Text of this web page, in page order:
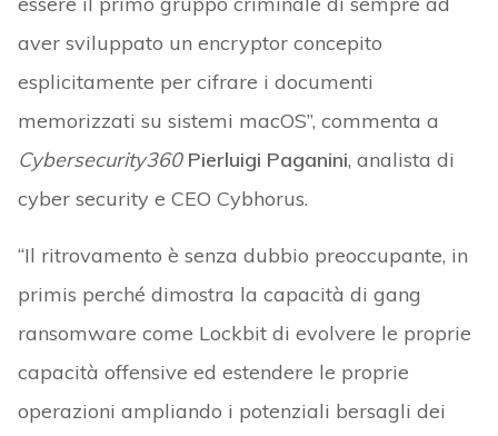
aver sviluppato un encryptor concepito
esplicitamente per cifrare i documenti
memorizzati su sistemi macOS”, commenta a
Cybersecurity360 Pierluigi Paganini, analista di
cyber security e CEO Cybhorus.
“Il ritrovamento è senza dubbio preoccupante, in
primis perché dimostra la capacità di gang
ransomware come Lockbit di evolvere le proprie
capacità offensive ed estendere le proprie
operazioni ampliando i potenziali bersagli dei